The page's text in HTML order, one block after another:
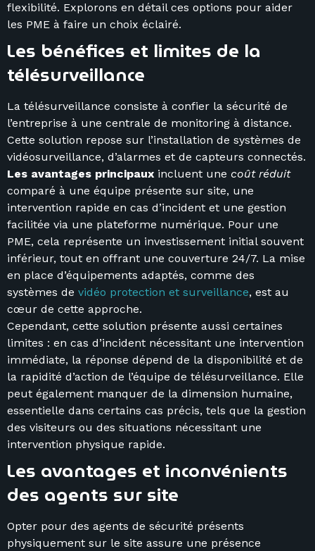
flexibilité. Explorons en détail ces options pour aider
les PME à faire un choix éclairé.
Les bénéfices et limites de la
télésurveillance
La télésurveillance consiste à confier la sécurité de
l’entreprise à une centrale de monitoring à distance.
Cette solution repose sur l’installation de systèmes de
vidéosurveillance, d’alarmes et de capteurs connectés.
Les avantages principaux incluent une coût réduit
comparé à une équipe présente sur site, une
intervention rapide en cas d’incident et une gestion
facilitée via une plateforme numérique. Pour une
PME, cela représente un investissement initial souvent
inférieur, tout en offrant une couverture 24/7. La mise
en place d’équipements adaptés, comme des
systèmes de vidéo protection et surveillance, est au
cœur de cette approche.
Cependant, cette solution présente aussi certaines
limites : en cas d’incident nécessitant une intervention
immédiate, la réponse dépend de la disponibilité et de
la rapidité d’action de l’équipe de télésurveillance. Elle
peut également manquer de la dimension humaine,
essentielle dans certains cas précis, tels que la gestion
des visiteurs ou des situations nécessitant une
intervention physique rapide.
Les avantages et inconvénients
des agents sur site
Opter pour des agents de sécurité présents
physiquement sur le site assure une présence